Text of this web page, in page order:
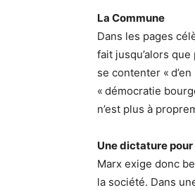
La Commune
Dans les pages
fait jusqu’alors
se contenter «
« démocratie
n’est plus à
Une dictature
Marx exige donc
la société. Dans